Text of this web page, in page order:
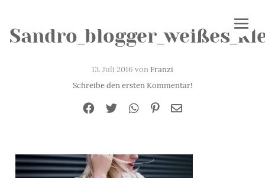
13. Juli 2016 vonFranzi
Schreibe den ersten Kommentar!